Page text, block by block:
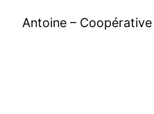
Antoine – Coopérative